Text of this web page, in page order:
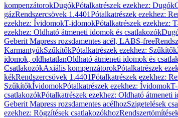
kompenzátorokDugókPótalkatrészek ezekhez: Dugók
gázRendszercsövek 1.4401Pótalkatrészek ezekhez:
ezekhez: ÍvidomokT-idomokPótalkatrészek ezekhez:
ezekhez: Oldható átmeneti idomok és csatlakozók
Geberit Mapress rozsdamentes acél, LABS-free
KarmantyúkSzűkítőkPótalkatrészek ezekhez: Szűkítők
idomok, oldhatatlanOldható átmeneti idomok és
CsatlakozókAxiális kompenzátorokPótalkatrészek
kékRendszercsövek 1.4401Pótalkatrészek ezekhez:
SzűkítőkÍvidomokPótalkatrészek ezekhez: Ívidomok
csatlakozókPótalkatrészek ezekhez: Oldható átmeneti
Geberit Mapress rozsdamentes acélhozSzigetelések
ezekhez: Rögzítések csatlakozókhoz